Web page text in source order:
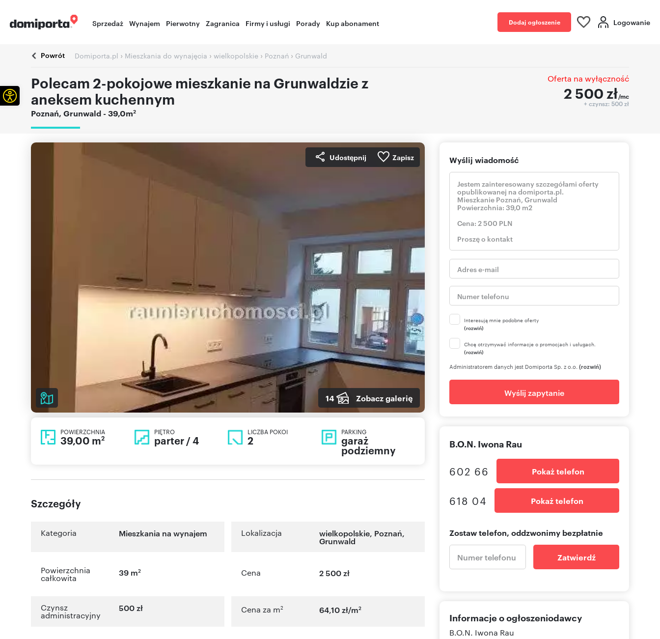
Sprzedaż Wynajem Pierwotny Zagranica Firmy i usługi Porady Kup abonament Dodaj ogłoszenie Logowanie
Powrót Domiporta.pl › Mieszkania do wynajęcia › wielkopolskie › Poznań › Grunwald
Polecam 2-pokojowe mieszkanie na Grunwaldzie z
aneksem kuchennym
Poznań, Grunwald - 39,0m2
Oferta na wyłączność
2 500 zł/mc
+ czynsz: 500 zł
Udostępnij Zapisz
14 Zobacz galerię
POWIERZCHNIA
39,00 m2
PIĘTRO
parter / 4
LICZBA POKOI
2
PARKING
garaż
podziemny
Szczegóły
Kategoria Mieszkania na wynajem Lokalizacja wielkopolskie, Poznań,
Grunwald
Powierzchnia
całkowita
39 m2 Cena 2 500 zł
Czynsz
administracyjny
500 zł Cena za m2 64,10 zł/m2
Wyślij wiadomość
Interesują mnie podobne oferty
(rozwiń)
Chcę otrzymywać informacje o promocjach i usługach.
(rozwiń)
Administratorem danych jest Domiporta Sp. z o.o. (rozwiń)
Wyślij zapytanie
B.O.N. Iwona Rau
602 66 Pokaż telefon
618 04 Pokaż telefon
Zostaw telefon, oddzwonimy bezpłatnie
Zatwierdź
Informacje o ogłoszeniodawcy
B.O.N. Iwona Rau
Otwórz pasek narzędzi